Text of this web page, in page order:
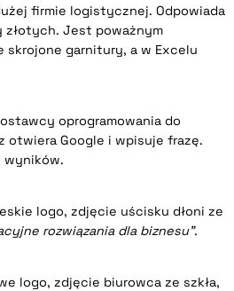
firmie logistycznej. Odpowiada
złotych. Jest poważnym
skrojone garnitury, a w Excelu
oprogramowania do
otwiera Google i wpisuje frazę.
wyników.
logo, zdjęcie uścisku dłoni ze
rozwiązania dla biznesu”.
logo, zdjęcie biurowca ze szkła,